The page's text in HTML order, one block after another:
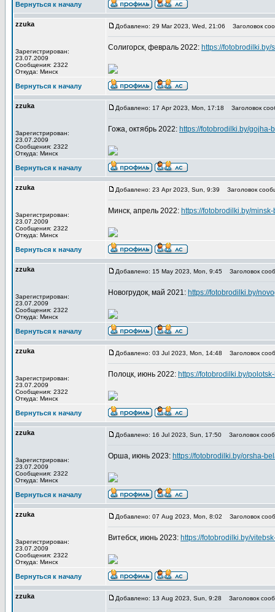
Вернуться к началу
zzuka
Зарегистрирован:
23.07.2009
Сообщения: 2322
Откуда: Минск
Добавлено: 29 Mar 2023, Wed, 21:06 Заголовок
Солигорск, февраль 2022: https://
Вернуться к началу
zzuka
Зарегистрирован:
23.07.2009
Сообщения: 2322
Откуда: Минск
Добавлено: 17 Apr 2023, Mon, 17:18 Заголовок
Гожа, октябрь 2022: https://fotobrodilki.by/gojha-
Вернуться к началу
zzuka
Зарегистрирован:
23.07.2009
Сообщения: 2322
Откуда: Минск
Добавлено: 23 Apr 2023, Sun, 9:39 Заголовок
Минск, апрель 2022: https://fotobrodilki.by/
Вернуться к началу
zzuka
Зарегистрирован:
23.07.2009
Сообщения: 2322
Откуда: Минск
Добавлено: 15 May 2023, Mon, 9:45 Заголовок
Новогрудок, май 2021: https://fotobrodilki.by/
Вернуться к началу
zzuka
Зарегистрирован:
23.07.2009
Сообщения: 2322
Откуда: Минск
Добавлено: 03 Jul 2023, Mon, 14:48 Заголовок
Полоцк, июнь 2022: https://fotobrodilki.by/
Вернуться к началу
zzuka
Зарегистрирован:
23.07.2009
Сообщения: 2322
Откуда: Минск
Добавлено: 16 Jul 2023, Sun, 17:50 Заголовок
Орша, июнь 2023: https://fotobrodilki.by/orsha-
Вернуться к началу
zzuka
Зарегистрирован:
23.07.2009
Сообщения: 2322
Откуда: Минск
Добавлено: 07 Aug 2023, Mon, 8:02 Заголовок
Витебск, июнь 2023: https://fotobrodilki.by/
Вернуться к началу
zzuka Добавлено: 13 Aug 2023, Sun, 9:28 Заголовок